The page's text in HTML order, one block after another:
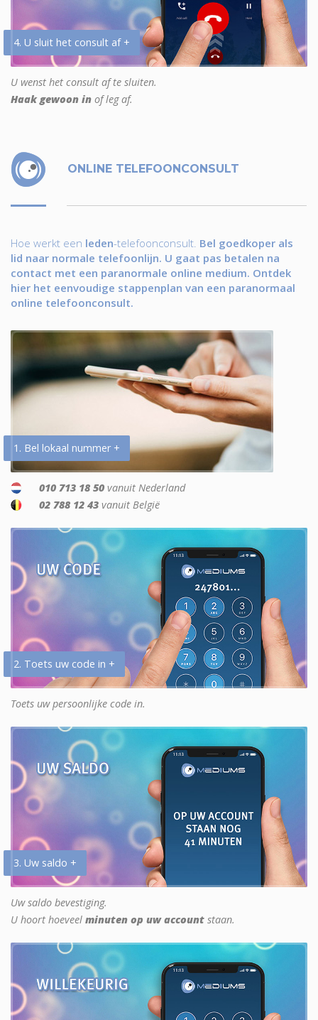
4. U sluit het consult af +
U wenst het consult af te sluiten.
Haak gewoon in of leg af.
ONLINE TELEFOONCONSULT
Hoe werkt een leden-telefoonconsult. Bel goedkoper als
lid naar normale telefoonlijn. U gaat pas betalen na
contact met een paranormale online medium. Ontdek
hier het eenvoudige stappenplan van een paranormaal
online telefoonconsult.
1. Bel lokaal nummer +
010 713 18 50 vanuit Nederland
02 788 12 43 vanuit België
2. Toets uw code in +
Toets uw persoonlijke code in.
3. Uw saldo +
Uw saldo bevestiging.
U hoort hoeveel minuten op uw account staan.